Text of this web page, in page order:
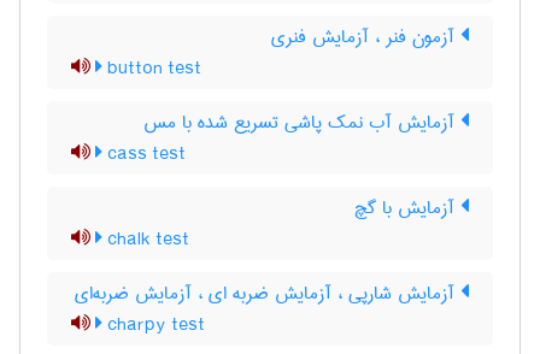
آزمون فنر ، آزمایش فنری
button test
آزمایش آب نمک پاشی تسریع شده با مس
cass test
آزمایش با گچ
chalk test
آزمایش شارپی ، آزمایش ضربه ای ، آزمایش ضربه‌ای
charpy test